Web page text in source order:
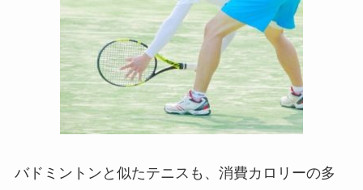
バドミントンと似たテニスも、消費カロリーの多